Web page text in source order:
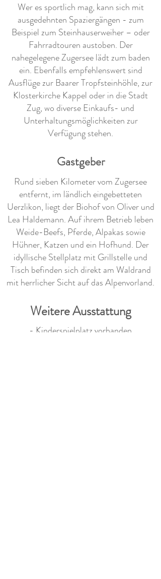
Wer es sportlich mag, kann sich mit
ausgedehnten Spaziergängen - zum
Beispiel zum Steinhauserweiher – oder
Fahrradtouren austoben. Der
nahegelegene Zugersee lädt zum baden
ein. Ebenfalls empfehlenswert sind
Ausflüge zur Baarer Tropfsteinhöhle, zur
Klosterkirche Kappel oder in die Stadt
Zug, wo diverse Einkaufs- und
Unterhaltungsmöglichkeiten zur
Verfügung stehen.
Gastgeber
Rund sieben Kilometer vom Zugersee
entfernt, im ländlich eingebetteten
Uerzlikon, liegt der Biohof von Oliver und
Lea Haldemann. Auf ihrem Betrieb leben
Weide-Beefs, Pferde, Alpakas sowie
Hühner, Katzen und ein Hofhund. Der
idyllische Stellplatz mit Grillstelle und
Tisch befinden sich direkt am Waldrand
mit herrlicher Sicht auf das Alpenvorland.
Weitere Ausstattung
- Kinderspielplatz vorhanden